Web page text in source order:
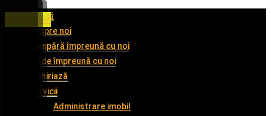
Acasă
Despre noi
Cumpără împreună cu noi
Vinde împreună cu noi
Închiriază
Servicii
Administrare imobil
De închiriat
De închiriat
De închiriat
De vânzare